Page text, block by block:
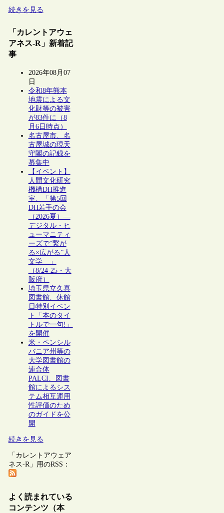
続きを見る
「カレントアウェ
アネス-R」新着記
事
2026年08月07
日
令和8年熊本
地震による文
化財等の被害
が83件に（8
月6日時点）
名古屋市、名
古屋城の現天
守閣の記録を
募集中
【イベント】
人間文化研究
機構DH推進
室、「第5回
DH若手の会
（2026夏）―
デジタル・ヒ
ューマニティ
ーズで“繋が
る×広がる”人
文学―」
（8/24-25・大
阪府）
埼玉県立久喜
図書館、休館
日特別イベン
ト「本のタイ
トルで一句!」
を開催
米・ペンシル
バニア州等の
大学図書館の
連合体
PALCI、図書
館によるシス
テム相互運用
性評価のため
のガイドを公
開
続きを見る
「カレントアウェア
ネス-R」用のRSS：
よく読まれている
コンテンツ（本